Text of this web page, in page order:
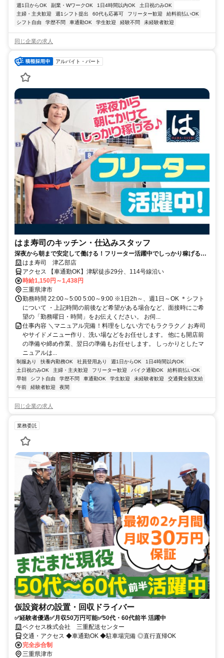
週1日からOK
副業・WワークOK 1日4時間以内OK
土日祝のみOK
主婦・主夫歓迎
週1シフト提出 60代も応募可 フリーター歓迎
給料前払いOK
シフト自由
学歴不問 車通勤OK 学生歓迎 経験不問 未経験者歓迎
同じ企業の求人
アルバイト・パート
はま寿司のキッチン・仕込みスタッフ
深夜から朝まで安定して働ける！フリーター活躍中でしっかり稼げる環
境です◎
はま寿司 津乙部店
アクセス 【車通勤OK】津駅徒歩29分、114号線沿い
時給1,150円～1,438円
三重県津市
勤務時間 22:00～5:00 5:00～9:00 ※1日2h～、週1日～OK ＊シフト
について ・上記時間の前後など希望がある場合など、面接時にご希
望の「勤務曜日・時間」をお伝えください。 お伺...
仕事内容 ＼マニュアル完備！料理をしない方でもラクラク／ お寿司
やサイドメニュー作り、洗い場などをお任せします。 他にも開店前
の準備や締め作業、翌日の準備もお任せします。 しっかりとしたマ
ニュアルは...
制服あり 扶養内勤務OK 社員登用あり 週1日からOK
1日4時間以内OK
土日祝のみOK
主婦・主夫歓迎 フリーター歓迎 バイク通勤OK
給料前払いOK
早朝
シフト自由 学歴不問 車通勤OK 学生歓迎 未経験者歓迎
交通費全額支給
午前
経験者歓迎 夜間
同じ企業の求人
業務委託
仮設資材の設置・回収ドライバー
✅経験者優遇✅月収50万円可能✅50代・60代前半 活躍中
ベクセス株式会社 三重配送センター
交通・アクセス ◆車通勤OK ◆駐車場完備 ◎直行直帰OK
完全歩合制
三重県津市